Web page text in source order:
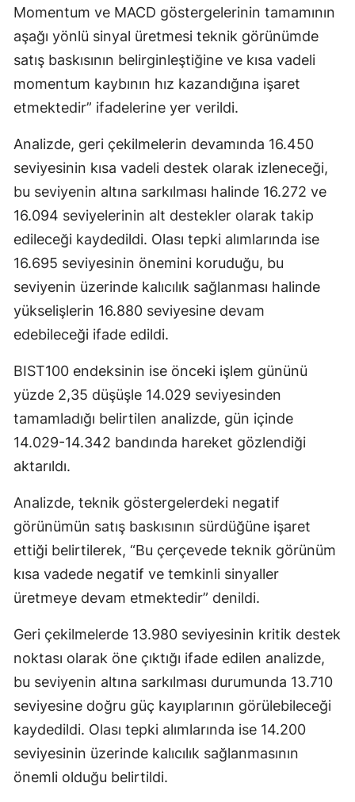
Momentum ve MACD göstergelerinin tamamının
aşağı yönlü sinyal üretmesi teknik görünümde
satış baskısının belirginleştiğine ve kısa vadeli
momentum kaybının hız kazandığına işaret
etmektedir” ifadelerine yer verildi.
Analizde, geri çekilmelerin devamında 16.450
seviyesinin kısa vadeli destek olarak izleneceği,
bu seviyenin altına sarkılması halinde 16.272 ve
16.094 seviyelerinin alt destekler olarak takip
edileceği kaydedildi. Olası tepki alımlarında ise
16.695 seviyesinin önemini koruduğu, bu
seviyenin üzerinde kalıcılık sağlanması halinde
yükselişlerin 16.880 seviyesine devam
edebileceği ifade edildi.
BIST100 endeksinin ise önceki işlem gününü
yüzde 2,35 düşüşle 14.029 seviyesinden
tamamladığı belirtilen analizde, gün içinde
14.029-14.342 bandında hareket gözlendiği
aktarıldı.
Analizde, teknik göstergelerdeki negatif
görünümün satış baskısının sürdüğüne işaret
ettiği belirtilerek, “Bu çerçevede teknik görünüm
kısa vadede negatif ve temkinli sinyaller
üretmeye devam etmektedir” denildi.
Geri çekilmelerde 13.980 seviyesinin kritik destek
noktası olarak öne çıktığı ifade edilen analizde,
bu seviyenin altına sarkılması durumunda 13.710
seviyesine doğru güç kayıplarının görülebileceği
kaydedildi. Olası tepki alımlarında ise 14.200
seviyesinin üzerinde kalıcılık sağlanmasının
önemli olduğu belirtildi.